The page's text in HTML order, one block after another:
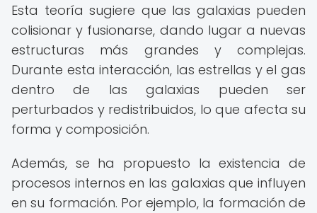
Esta teoría sugiere que las galaxias pueden
colisionar y fusionarse, dando lugar a nuevas
estructuras más grandes y complejas.
Durante esta interacción, las estrellas y el gas
dentro de las galaxias pueden ser
perturbados y redistribuidos, lo que afecta su
forma y composición.
Además, se ha propuesto la existencia de
procesos internos en las galaxias que influyen
en su formación. Por ejemplo, la formación de